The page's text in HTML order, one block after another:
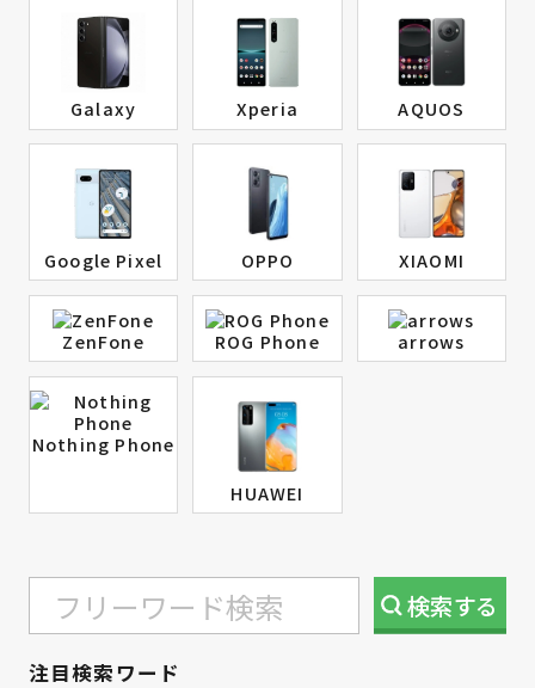
Galaxy Xperia AQUOS
Google Pixel OPPO XIAOMI
ZenFone ROG Phone arrows
Nothing Phone
HUAWEI
検索する
注目検索ワード